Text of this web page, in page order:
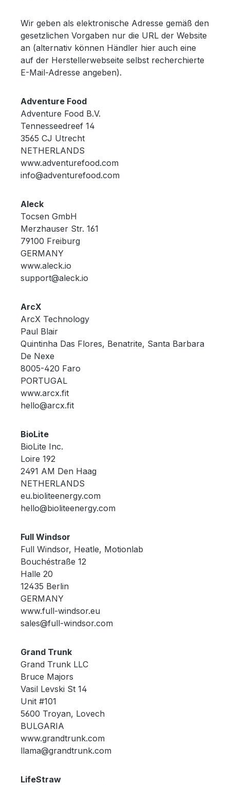
Wir geben als elektronische Adresse gemäß den
gesetzlichen Vorgaben nur die URL der Website
an (alternativ können Händler hier auch eine
auf der Herstellerwebseite selbst recherchierte
E-Mail-Adresse angeben).
Adventure Food
Adventure Food B.V.
Tennesseedreef 14
3565 CJ Utrecht
NETHERLANDS
www.adventurefood.com
info@adventurefood.com
Aleck
Tocsen GmbH
Merzhauser Str. 161
79100 Freiburg
GERMANY
www.aleck.io
support@aleck.io
ArcX
ArcX Technology
Paul Blair
Quintinha Das Flores, Benatrite, Santa Barbara
De Nexe
8005-420 Faro
PORTUGAL
www.arcx.fit
hello@arcx.fit
BioLite
BioLite Inc.
Loire 192
2491 AM Den Haag
NETHERLANDS
eu.bioliteenergy.com
hello@bioliteenergy.com
Full Windsor
Full Windsor, Heatle, Motionlab
Bouchéstraße 12
Halle 20
12435 Berlin
GERMANY
www.full-windsor.eu
sales@full-windsor.com
Grand Trunk
Grand Trunk LLC
Bruce Majors
Vasil Levski St 14
Unit #101
5600 Troyan, Lovech
BULGARIA
www.grandtrunk.com
llama@grandtrunk.com
LifeStraw